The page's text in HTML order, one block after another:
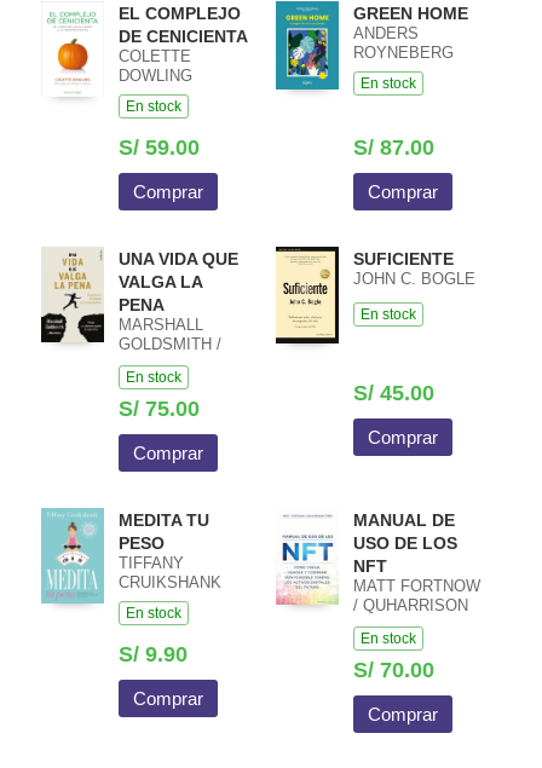
EL COMPLEJO
DE CENICIENTA
COLETTE
DOWLING
En stock
S/ 59.00
Comprar
GREEN HOME
ANDERS
ROYNEBERG
En stock
S/ 87.00
Comprar
UNA VIDA QUE
VALGA LA
PENA
MARSHALL
GOLDSMITH /
MARK REITER
En stock
S/ 75.00
Comprar
SUFICIENTE
JOHN C. BOGLE
En stock
S/ 45.00
Comprar
MEDITA TU
PESO
TIFFANY
CRUIKSHANK
En stock
S/ 9.90
Comprar
MANUAL DE
USO DE LOS
NFT
MATT FORTNOW
/ QUHARRISON
TERRY
En stock
S/ 70.00
Comprar